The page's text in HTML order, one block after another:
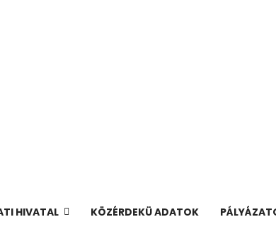
HIVATAL KÖZÉRDEKÜ ADATOK